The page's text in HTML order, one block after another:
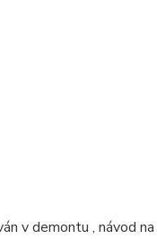
v demontu , návod